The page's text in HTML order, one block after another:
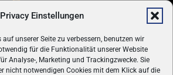
Privacy Einstellungen
unserer Seite zu verbessern, benutzen wir
für die Funktionalität unserer Website
Analyse-, Marketing und Trackingzwecke. Sie
nicht notwendigen Cookies mit dem Klick auf die